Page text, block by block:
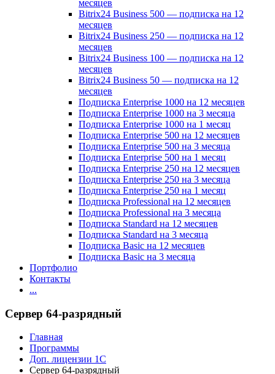
месяцев
Bitrix24 Business 500 — подписка на 12
месяцев
Bitrix24 Business 250 — подписка на 12
месяцев
Bitrix24 Business 100 — подписка на 12
месяцев
Bitrix24 Business 50 — подписка на 12
месяцев
Подписка Enterprise 1000 на 12 месяцев
Подписка Enterprise 1000 на 3 месяца
Подписка Enterprise 1000 на 1 месяц
Подписка Enterprise 500 на 12 месяцев
Подписка Enterprise 500 на 3 месяца
Подписка Enterprise 500 на 1 месяц
Подписка Enterprise 250 на 12 месяцев
Подписка Enterprise 250 на 3 месяца
Подписка Enterprise 250 на 1 месяц
Подписка Professional на 12 месяцев
Подписка Professional на 3 месяца
Подписка Standard на 12 месяцев
Подписка Standard на 3 месяца
Подписка Basic на 12 месяцев
Подписка Basic на 3 месяца
Портфолио
Контакты
...
Сервер 64-разрядный
Главная
Программы
Доп. лицензии 1С
Сервер 64-разрядный